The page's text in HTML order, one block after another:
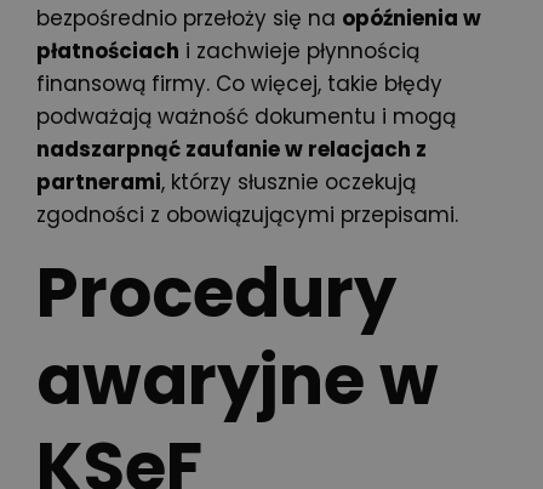
bezpośrednio przełoży się na opóźnienia w
płatnościach i zachwieje płynnością
finansową firmy. Co więcej, takie błędy
podważają ważność dokumentu i mogą
nadszarpnąć zaufanie w relacjach z
partnerami, którzy słusznie oczekują
zgodności z obowiązującymi przepisami.
Procedury
awaryjne w
KSeF